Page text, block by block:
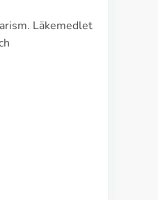
Läkemedlet